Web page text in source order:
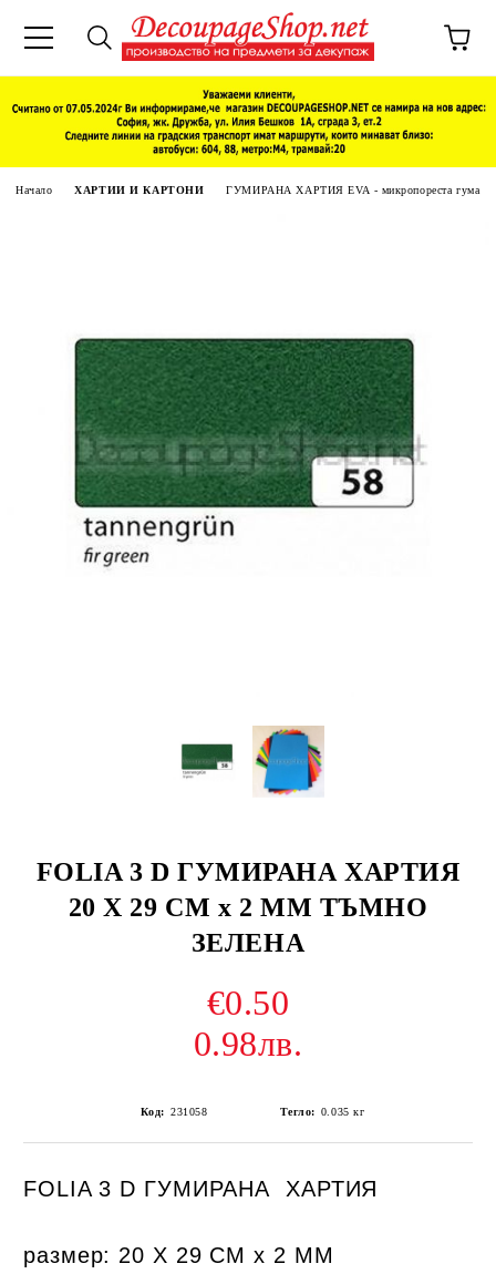
Начало ХАРТИИ И КАРТОНИ ГУМИРАНА ХАРТИЯ ЕVA - микропореста гума
FOLIA 3 D ГУМИРАНА ХАРТИЯ
20 Х 29 СМ х 2 ММ ТЪМНО
ЗЕЛЕНА
€0.50
0.98лв.
Код: 231058 Тегло: 0.035 кг
FOLIA 3 D ГУМИРАНА ХАРТИЯ
размер: 20 Х 29 СМ х 2 ММ